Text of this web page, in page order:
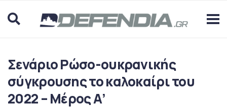
Σενάριο Ρώσο-ουκρανικής
σύγκρουσης το καλοκαίρι του
2022 – Μέρος Α’